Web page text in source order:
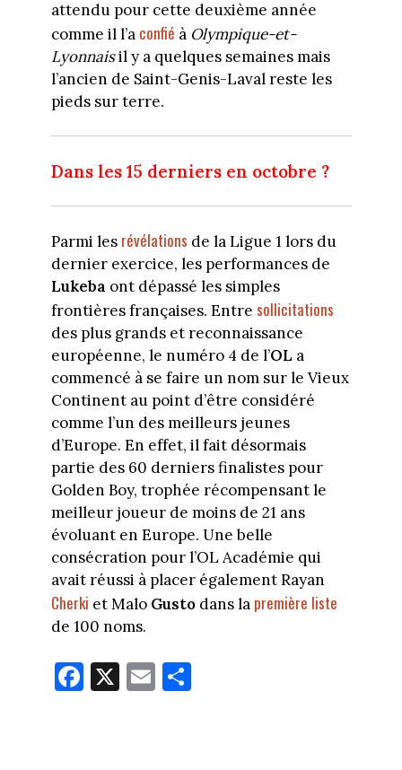
attendu pour cette deuxième année
comme il l’a confié à Olympique-et-
Lyonnaisil y a quelques semaines mais
l’ancien de Saint-Genis-Laval reste les
pieds sur terre.
Dans les 15 derniers en octobre ?
Parmi les révélations de la Ligue 1 lors du
dernier exercice, les performances de
Lukeba ont dépassé les simples
frontières françaises. Entre sollicitations
des plus grands et reconnaissance
européenne, le numéro 4 de l’OL a
commencé à se faire un nom sur le Vieux
Continent au point d’être considéré
comme l’un des meilleurs jeunes
d’Europe. En effet, il fait désormais
partie des 60 derniers finalistes pour
Golden Boy, trophée récompensant le
meilleur joueur de moins de 21 ans
évoluant en Europe. Une belle
consécration pour l’OL Académie qui
avait réussi à placer également Rayan
Cherki et Malo Gustodans la première liste
de 100 noms.
Fa
ce
X E
m
Pa
rt